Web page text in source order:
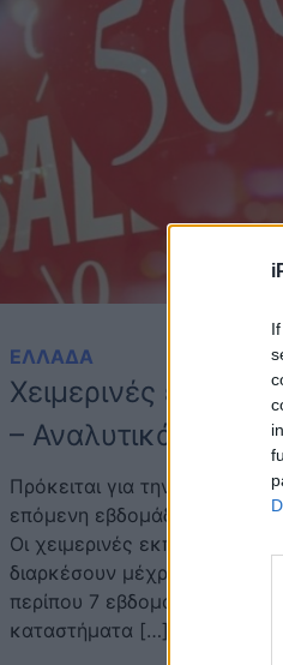
ΕΛΛΑΔΑ
Χειμερινές
– Αναλυτικά το
Πρόκειται για την πρώτη
επόμενη εβδομάδα θα
Οι χειμερινές εκπτώσεις
διαρκέσουν μέχρι την
περίπου 7 εβδομάδες
καταστήματα […]